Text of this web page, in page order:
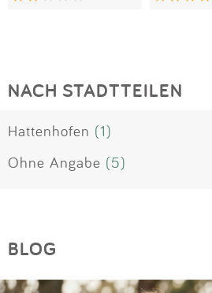
NACH STADTTEILEN
Hattenhofen (1)
Ohne Angabe (5)
BLOG